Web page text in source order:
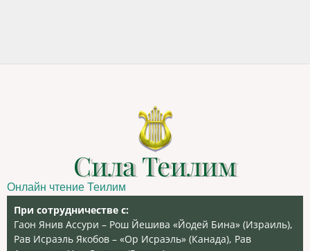
Сила Теилим
Онлайн чтение Теилим
При сотрудничестве с:
Гаон Янив Ассури – Рош Йешива «Йодей Бина» (Израиль),
Рав Исраэль Якобов – «Ор Исраэль» (Канада), Рав